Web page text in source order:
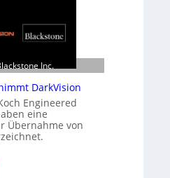
Inc.
DarkVision
Engineered
eine
Übernahme von